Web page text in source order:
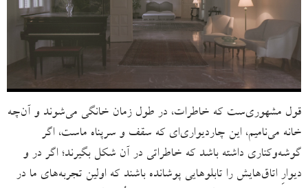
قول مشهوری‌ست که خاطرات، در طول زمان‌ خانگی‌ می‌شوند و آن‌چه
خانه می‌نامیم، این چاردیواری‌ای که سقف و سرپناه ماست، اگر
گوشه‌وکناری داشته باشد که خاطراتی در آن شکل بگیرند؛ اگر در و
دیوارِ اتاق‌هایش را تابلوهایی پوشانده باشند که اولین تجربه‌های ما در